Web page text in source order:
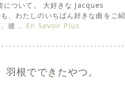
ついて。 大好きな Jacques
、わたしのいちばん好きな曲をご紹
彼 … En Savoir Plus
羽根でできたやつ。